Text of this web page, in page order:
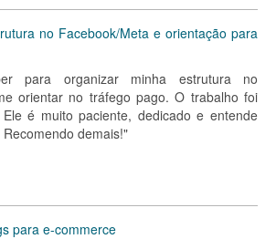
no Facebook/Meta e orientação para
para organizar minha estrutura no
orientar no tráfego pago. O trabalho foi
é muito paciente, dedicado e entende
demais!"
para e-commerce